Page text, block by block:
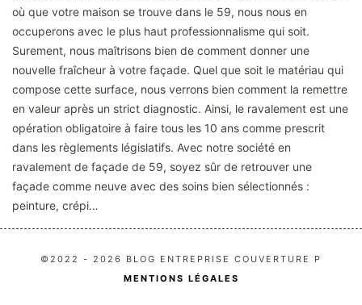
où que votre maison se trouve dans le 59, nous nous en
occuperons avec le plus haut professionnalisme qui soit.
Surement, nous maîtrisons bien de comment donner une
nouvelle fraîcheur à votre façade. Quel que soit le matériau qui
compose cette surface, nous verrons bien comment la remettre
en valeur après un strict diagnostic. Ainsi, le ravalement est une
opération obligatoire à faire tous les 10 ans comme prescrit
dans les règlements législatifs. Avec notre société en
ravalement de façade de 59, soyez sûr de retrouver une
façade comme neuve avec des soins bien sélectionnés :
peinture, crépi…
©2022 - 2026 BLOG ENTREPRISE COUVERTURE P
MENTIONS LÉGALES